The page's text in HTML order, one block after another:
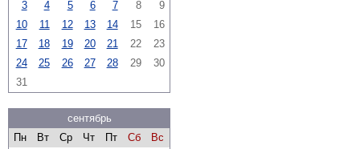
3
4 5 6 7 8
9
10
11 12 13 14 15
16
17
18 19 20 21 22
23
24
25 26 27 28 29
30
31
сентябрь
Пн
Вт Ср Чт Пт Сб
Вс